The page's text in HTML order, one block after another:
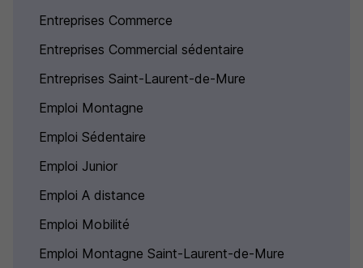
Entreprises Commerce
Entreprises Commercial sédentaire
Entreprises Saint-Laurent-de-Mure
Emploi Montagne
Emploi Sédentaire
Emploi Junior
Emploi A distance
Emploi Mobilité
Emploi Montagne Saint-Laurent-de-Mure